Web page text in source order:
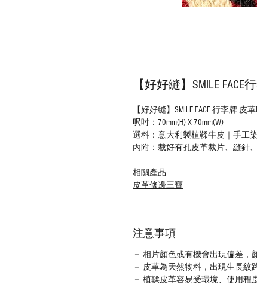
【好好縫】SMILE
【好好縫】SMILE FACE 行李牌 皮
呎吋：70mm(H) X 70mm(W)
選料：意大利製植鞣牛皮｜手工
內附：裁好有孔皮革裁片、縫針
相關產品
皮革修邊三寶
注意事項
－ 相片顏色或有機會出現偏差，
－ 皮革為天然物料，出現生長紋
－ 植鞣皮革容易受環境、使用